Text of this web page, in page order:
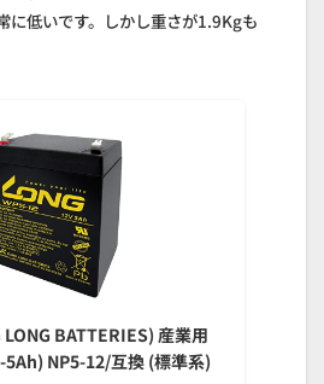
低いです。しかし重さが1.9Kgも
BATTERIES) 産業用
5Ah) NP5-12/互換 (標準系)